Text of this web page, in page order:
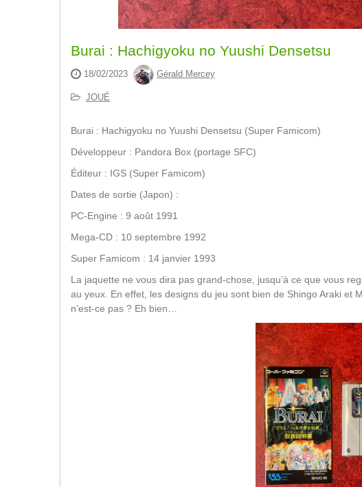
Burai : Hachigyoku no Yuushi Densetsu
18/02/2023 Gérald Mercey
JOUÉ
Burai : Hachigyoku no Yuushi Densetsu (Super Famicom)
Développeur : Pandora Box (portage SFC)
Éditeur : IGS (Super Famicom)
Dates de sortie (Japon) :
PC-Engine : 9 août 1991
Mega-CD : 10 septembre 1992
Super Famicom : 14 janvier 1993
La jaquette ne vous dira pas grand-chose, jusqu’à ce que vous
au yeux. En effet, les designs du jeu sont bien de Shingo Araki et
n’est-ce pas ? Eh bien…